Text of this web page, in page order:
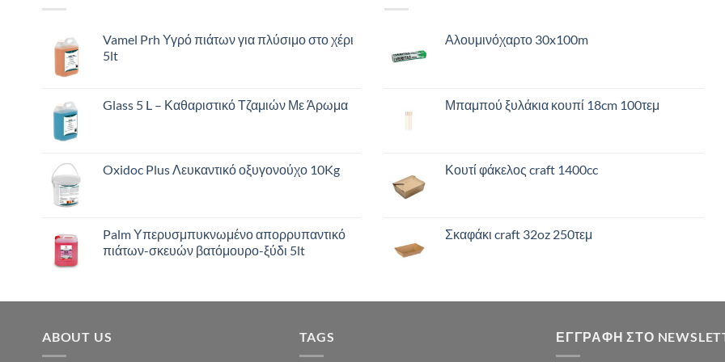
Vamel Prh Υγρό πιάτων για πλύσιμο στο χέρι
5lt
Glass 5 L – Καθαριστικό Τζαμιών Με Άρωμα
Oxidoc Plus Λευκαντικό οξυγονούχο 10Kg
Palm Υπερυσμπυκνωμένο απορρυπαντικό
πιάτων-σκευών βατόμουρο-ξύδι 5lt
Αλουμινόχαρτο 30x100m
Μπαμπού ξυλάκια κουπί 18cm 100τεμ
Κουτί φάκελος craft 1400cc
Σκαφάκι craft 32oz 250τεμ
ABOUT US TAGS ΕΓΓΡΑΦΉ ΣΤΟ